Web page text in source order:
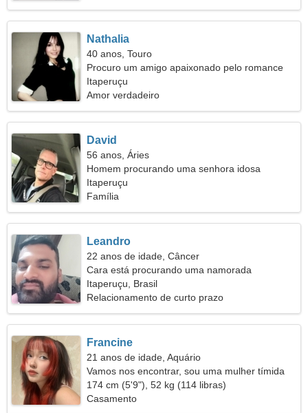
Nathalia
40 anos, Touro
Procuro um amigo apaixonado pelo romance
Itaperuçu
Amor verdadeiro
David
56 anos, Áries
Homem procurando uma senhora idosa
Itaperuçu
Família
Leandro
22 anos de idade, Câncer
Cara está procurando uma namorada
Itaperuçu, Brasil
Relacionamento de curto prazo
Francine
21 anos de idade, Aquário
Vamos nos encontrar, sou uma mulher tímida
174 cm (5'9"), 52 kg (114 libras)
Casamento